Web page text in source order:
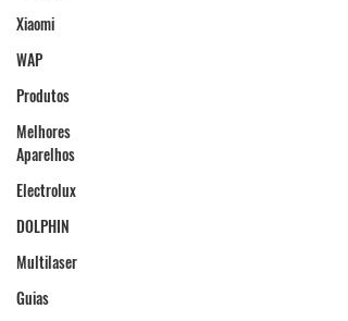
Xiaomi
WAP
Produtos
Melhores
Aparelhos
Electrolux
DOLPHIN
Multilaser
Guias